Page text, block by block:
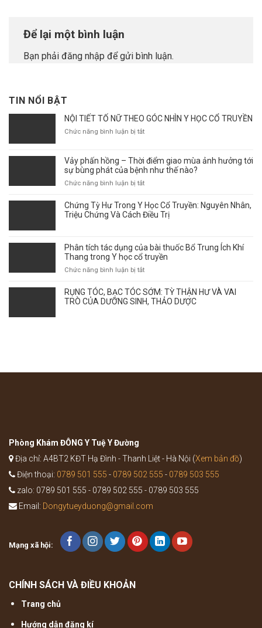
Để lại một bình luận
Bạn phải đăng nhập để gửi bình luận.
TIN NỔI BẬT
NỘI TIẾT TỐ NỮ THEO GÓC NHÌN Y HỌC CỔ TRUYỀN
Chức năng bình luận bị tắtở
TỐ
NỮ
THEO
NHÌN
Y
Vảy phấn hồng – Thời điểm giao mùa ảnh hưởng tới
sự bùng phát của bệnh như thế nào?
Chức năng bình luận bị tắtở
phấn
hồng
điểm
giao
mùa
ảnh
tới
sự
nào?
Chứng Tỳ Hư Trong Y Học Cổ Truyền: Nguyên Nhân,
Triệu Chứng Và Cách Điều Trị
Phân tích tác dụng của bài thuốc Bổ Trung Ích Khí
Thang trong Y học cổ truyền
Chức năng bình luận bị tắtở
tích
tác
RỤNG TÓC, BẠC TÓC SỚM: TỲ THẬN HƯ VÀ VAI
TRÒ CỦA DƯỠNG SINH, THẢO DƯỢC
Phòng Khám ĐÔNG Y Tuệ Y Đường
Địa chỉ: A4BT2 KĐT Hạ Đình - Thanh Liệt - Hà Nội (Xem bản đồ)
Điện thoại: 0789 501 555 - 0789 502 555 - 0789 503 555
zalo: 0789 501 555 - 0789 502 555 - 0789 503 555
Email: Dongytueyduong@gmail.com
Mạng xã hội:
CHÍNH SÁCH VÀ ĐIỀU KHOẢN
Trang chủ
Hướng dẫn đăng kí